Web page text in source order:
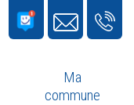
Ma
commune